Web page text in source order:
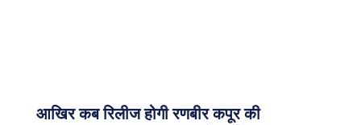
आखिर कब रिलीज होगी रणबीर कपूर की